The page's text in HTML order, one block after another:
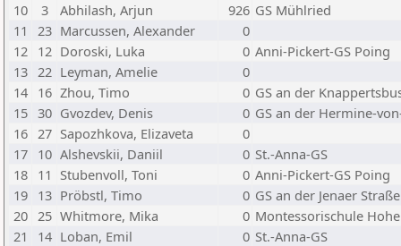
10
3 Abhilash, Arjun 926 GS Mühlried
11
23 Marcussen, Alexander
0
12 12 Doroski, Luka 0 Anni-Pickert-GS Poing
13 22 Leyman, Amelie
0
14 16 Zhou, Timo 0 GS an der
15 30 Gvozdev, Denis 0 GS an der Hermine-
16 27 Sapozhkova, Elizaveta
0
17 10 Alshevskii, Daniil 0 St.-Anna-GS
18 11 Stubenvoll, Toni 0 Anni-Pickert-GS Poing
19 13 Pröbstl, Timo 0 GS an der Jenaer Straße
20 25 Whitmore, Mika 0 Montessorischule
21
14 Loban, Emil 0 St.-Anna-GS